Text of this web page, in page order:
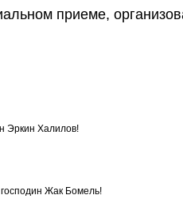
приеме,
Эркин Халилов!
Жак Бомель!